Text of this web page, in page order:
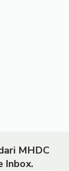
MHDC
Inbox.